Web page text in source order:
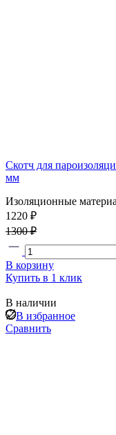
Скотч для
мм
Изоляционные
1220 ₽
1300 ₽
В корзину
Купить в 1 клик
В наличии
В избранное
Сравнить